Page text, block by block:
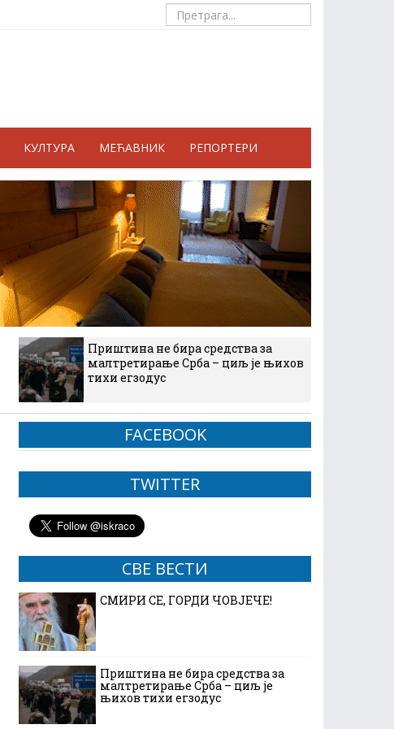
КУЛТУРА МЕЋАВНИК РЕПОРТЕРИ
Приштина не бира средства за
малтретирање Срба – циљ је њихов
тихи егзодус
FACEBOOK
TWITTER
СВЕ ВЕСТИ
СМИРИ СЕ, ГОРДИ ЧОВЈЕЧЕ!
Приштина не бира средства за
малтретирање Срба – циљ је
њихов тихи егзодус